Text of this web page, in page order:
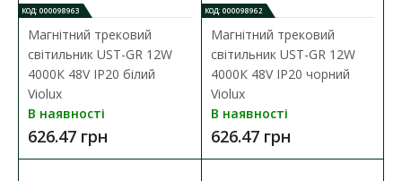
Шинопровід магнітний DTD врізний під
гіпсокартон 12мм 2м чорний Violux
Наявність: В наявності
Шинопровід магнітний DTD врізний під гіпсокартон 12мм 2м
чорний Violux ( 320122 ) основні ..
1 378.21 грн
КОД: 000098963
Магнітний трековий
світильник UST-GR 12W
4000К 48V IP20 білий
Violux
В наявності
626.47 грн
КОД: 000098962
Магнітний трековий
світильник UST-GR 12W
4000К 48V IP20 чорний
Violux
В наявності
626.47 грн